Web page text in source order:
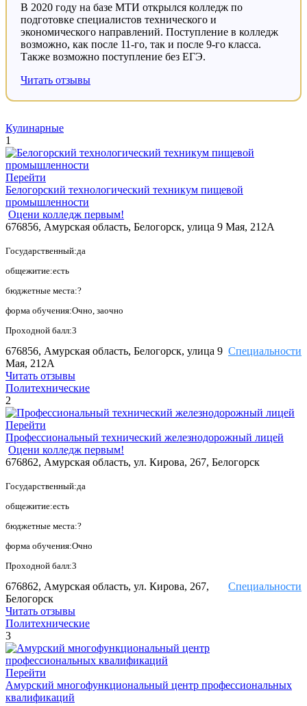
В 2020 году на базе МТИ открылся колледж по
подготовке специалистов технического и
экономического направлений. Поступление в колледж
возможно, как после 11-го, так и после 9-го класса.
Также возможно поступление без ЕГЭ.
Читать отзывы
Кулинарные
1
Перейти
Белогорский технологический техникум пищевой
промышленности
Оцени колледж первым!
676856, Амурская область, Белогорск, улица 9 Мая, 212А
Государственный:да
общежитие:есть
бюджетные места:?
форма обучения:Очно, заочно
Проходной балл:3
Специальности
676856, Амурская область, Белогорск, улица 9
Мая, 212А
Читать отзывы
Политехнические
2
Перейти
Профессиональный технический железнодорожный лицей
Оцени колледж первым!
676862, Амурская область, ул. Кирова, 267, Белогорск
Государственный:да
общежитие:есть
бюджетные места:?
форма обучения:Очно
Проходной балл:3
Специальности
676862, Амурская область, ул. Кирова, 267,
Белогорск
Читать отзывы
Политехнические
3
Перейти
Амурский многофункциональный центр профессиональных
квалификаций